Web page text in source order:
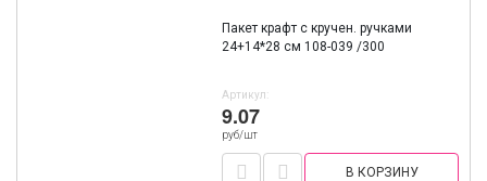
Пакет крафт с кручен. ручками
24+14*28 см 108-039 /300
Артикул:
9.07
руб/шт
В КОРЗИНУ